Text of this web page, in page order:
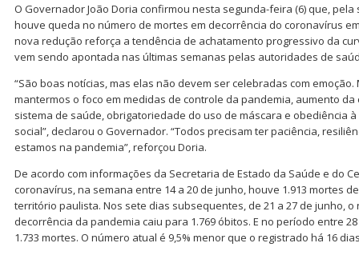
O Governador João Doria confirmou nesta segunda-feira (6) que,
houve queda no número de mortes em decorrência do coronavírus
nova redução reforça a tendência de achatamento progressivo da
vem sendo apontada nas últimas semanas pelas autoridades de
“São boas notícias, mas elas não devem ser celebradas com
mantermos o foco em medidas de controle da pandemia, aumento
sistema de saúde, obrigatoriedade do uso de máscara e obediência
social”, declarou o Governador. “Todos precisam ter paciência,
estamos na pandemia”, reforçou Doria.
De acordo com informações da Secretaria de Estado da Saúde e do
coronavírus, na semana entre 14 a 20 de junho, houve 1.913 mortes
território paulista. Nos sete dias subsequentes, de 21 a 27 de junho,
decorrência da pandemia caiu para 1.769 óbitos. E no período entre
1.733 mortes. O número atual é 9,5% menor que o registrado há 16